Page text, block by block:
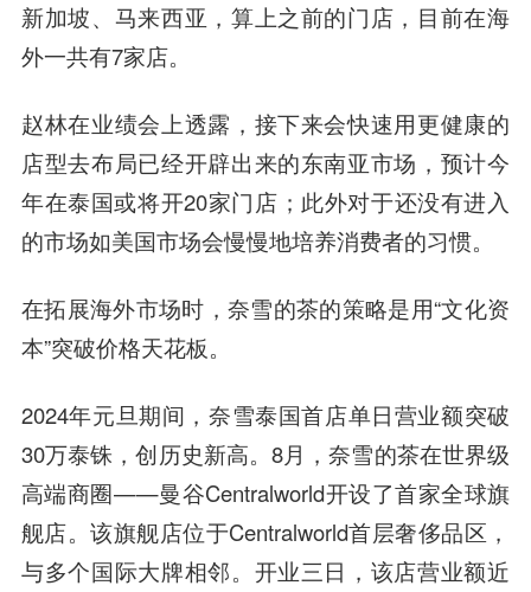
新加坡、马来西亚，算上之前的门店，目前在海
外一共有7家店。
赵林在业绩会上透露，接下来会快速用更健康的
店型去布局已经开辟出来的东南亚市场，预计今
年在泰国或将开20家门店；此外对于还没有进入
的市场如美国市场会慢慢地培养消费者的习惯。
在拓展海外市场时，奈雪的茶的策略是用“文化资
本”突破价格天花板。
2024年元旦期间，奈雪泰国首店单日营业额突破
30万泰铢，创历史新高。8月，奈雪的茶在世界级
高端商圈——曼谷Centralworld开设了首家全球旗
舰店。该旗舰店位于Centralworld首层奢侈品区，
与多个国际大牌相邻。开业三日，该店营业额近